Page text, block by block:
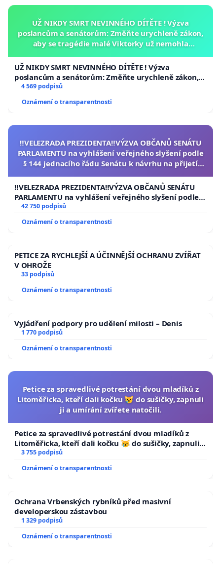
UŽ NIKDY SMRT NEVINNÉHO DÍTĚTE ! Výzva
poslancům a senátorům: Změňte urychleně zákon,
aby se tragédie malé Viktorky už nemohla
UŽ NIKDY SMRT NEVINNÉHO DÍTĚTE ! Výzva
poslancům a senátorům: Změňte urychleně zákon,
aby se tragédie malé Viktorky už nemohla opakovat!
4 569 podpisů
Oznámení o transparentnosti
‼️VELEZRADA PREZIDENTA‼️VÝZVA OBČANŮ SENÁTU
PARLAMENTU na vyhlášení veřejného slyšení podle
§ 144 jednacího řádu Senátu k návrhu na přijetí
republiky
‼️VELEZRADA PREZIDENTA‼️VÝZVA OBČANŮ SENÁTU
PARLAMENTU na vyhlášení veřejného slyšení podle §
144 jednacího řádu Senátu k návrhu na přijetí
usnesení k podání ústavní žaloby na prezidenta
republiky
42 750 podpisů
Oznámení o transparentnosti
PETICE ZA RYCHLEJŠÍ A ÚČINNĚJŠÍ OCHRANU ZVÍŘAT
V OHROŽE
33 podpisů
Oznámení o transparentnosti
Vyjádření podpory pro udělení milosti – Denis
1 770 podpisů
Oznámení o transparentnosti
Petice za spravedlivé potrestání dvou mladíků z
Litoměřicka, kteří dali kočku 😿 do sušičky, zapnuli
ji a umírání zvířete natočili.
Petice za spravedlivé potrestání dvou mladíků z
Litoměřicka, kteří dali kočku 😿 do sušičky, zapnuli ji
a umírání zvířete natočili.
3 755 podpisů
Oznámení o transparentnosti
Ochrana Vrbenských rybníků před masivní
developerskou zástavbou
1 329 podpisů
Oznámení o transparentnosti